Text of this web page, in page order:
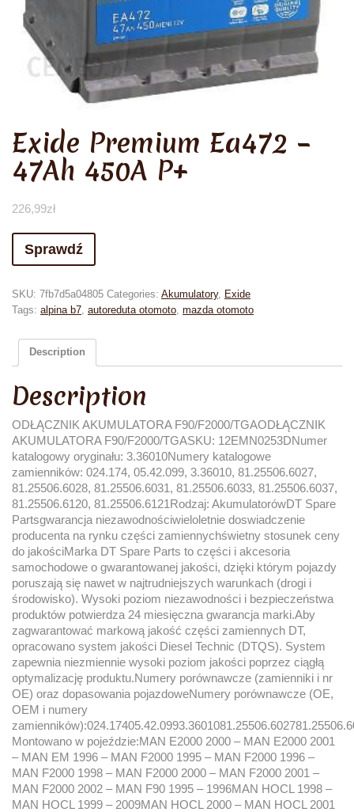
Exide Premium Ea472 –
47Ah 450A P+
226,99zł
Sprawdź
SKU: 7fb7d5a04805 Categories: Akumulatory, Exide
Tags: alpina b7 autoreduta otomoto mazda otomoto
Description
Description
ODŁĄCZNIK AKUMULATORA F90/F2000/TGAODŁĄCZNIK
AKUMULATORA F90/F2000/TGASKU: 12EMN0253DNumer
katalogowy oryginału: 3.36010Numery katalogowe
zamienników: 024.174, 05.42.099, 3.36010, 81.25506.6027,
81.25506.6028, 81.25506.6031, 81.25506.6033, 81.25506.6037,
81.25506.6120, 81.25506.6121Rodzaj: AkumulatorówDT Spare
Partsgwarancja niezawodnościwieloletnie doswiadczenie
producenta na rynku części zamiennychświetny stosunek ceny
do jakościMarka DT Spare Parts to części i akcesoria
samochodowe o gwarantowanej jakości, dzięki którym pojazdy
poruszają się nawet w najtrudniejszych warunkach (drogi i
środowisko). Wysoki poziom niezawodności i bezpieczeństwa
produktów potwierdza 24 miesięczna gwarancja marki.Aby
zagwarantować markową jakość części zamiennych DT,
opracowano system jakości Diesel Technic (DTQS). System
zapewnia niezmiennie wysoki poziom jakości poprzez ciągłą
optymalizację produktu.Numery porównawcze (zamienniki i nr
OE) oraz dopasowania pojazdoweNumery porównawcze (OE,
OEM i numery
Montowano w pojeździe:MAN E2000 2000 – MAN E2000 2001
– MAN EM 1996 – MAN F2000 1995 – MAN F2000 1996 –
MAN F2000 1998 – MAN F2000 2000 – MAN F2000 2001 –
MAN F2000 2002 – MAN F90 1995 – 1996MAN HOCL 1998 –
MAN HOCL 1999 – 2009MAN HOCL 2000 – MAN HOCL 2001